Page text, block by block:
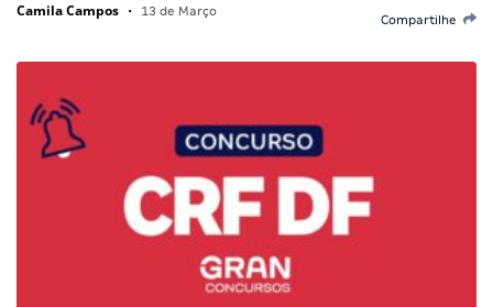
Camila Campos • 13 de Março
Compartilhe